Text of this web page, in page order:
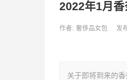
2022年1月
作者: 奢侈品女包 发
关于即将到来的